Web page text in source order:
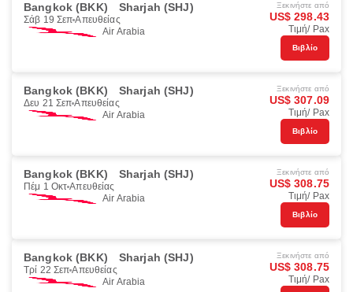
Bangkok (BKK) Sharjah (SHJ)
Σάβ 19 Σεπ Απευθείας
Air Arabia
Ξεκινήστε από
US$ 298.43
Τιμή/ Pax
Βιβλίο
Bangkok (BKK) Sharjah (SHJ)
Δευ 21 Σεπ Απευθείας
Air Arabia
Ξεκινήστε από
US$ 307.09
Τιμή/ Pax
Βιβλίο
Bangkok (BKK) Sharjah (SHJ)
Πέμ 1 Οκτ Απευθείας
Air Arabia
Ξεκινήστε από
US$ 308.75
Τιμή/ Pax
Βιβλίο
Bangkok (BKK) Sharjah (SHJ)
Τρί 22 Σεπ Απευθείας
Air Arabia
Ξεκινήστε από
US$ 308.75
Τιμή/ Pax